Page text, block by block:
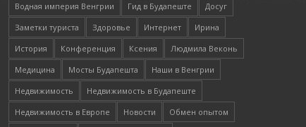
Водная империя Венгрии
Гид в Будапеште
Досуг
Заметки туриста
Здоровье Интернет
Ирина
История
Конференция Ксения
Людмила Веконь
Медицина
Мосты Будапешта
Наши в Венгрии
Недвижимость
Недвижимость в Будапеште
Недвижимость в Европе
Новости
Обмен опытом